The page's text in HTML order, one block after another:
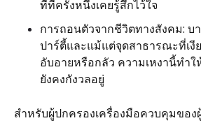
ที่ที่ครั้งหนึ่งเคยรู้สึกไว้ใจ
การถอนตัวจากชีวิตทางสังคม: บ
ปาร์ตี้และแม้แต่จุดสาธารณะที่เงี
อับอายหรือกลัว ความเหงานี้ทำ
ยังคงกังวลอยู่
สำหรับผู้ปกครองเครื่องมือควบคุมของ